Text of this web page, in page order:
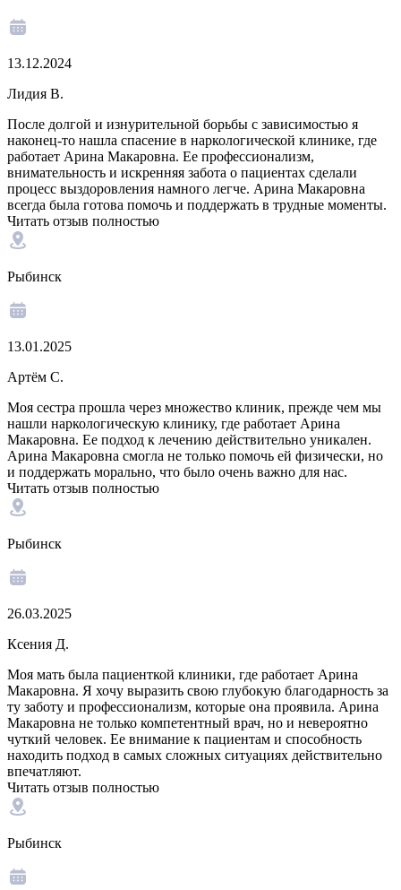
13.12.2024
Лидия В.
После долгой и изнурительной борьбы с зависимостью я
наконец-то нашла спасение в наркологической клинике, где
работает Арина Макаровна. Ее профессионализм,
внимательность и искренняя забота о пациентах сделали
процесс выздоровления намного легче. Арина Макаровна
всегда была готова помочь и поддержать в трудные моменты.
Читать отзыв полностью
Рыбинск
13.01.2025
Артём С.
Моя сестра прошла через множество клиник, прежде чем мы
нашли наркологическую клинику, где работает Арина
Макаровна. Ее подход к лечению действительно уникален.
Арина Макаровна смогла не только помочь ей физически, но
и поддержать морально, что было очень важно для нас.
Читать отзыв полностью
Рыбинск
26.03.2025
Ксения Д.
Моя мать была пациенткой клиники, где работает Арина
Макаровна. Я хочу выразить свою глубокую благодарность за
ту заботу и профессионализм, которые она проявила. Арина
Макаровна не только компетентный врач, но и невероятно
чуткий человек. Ее внимание к пациентам и способность
находить подход в самых сложных ситуациях действительно
впечатляют.
Читать отзыв полностью
Рыбинск